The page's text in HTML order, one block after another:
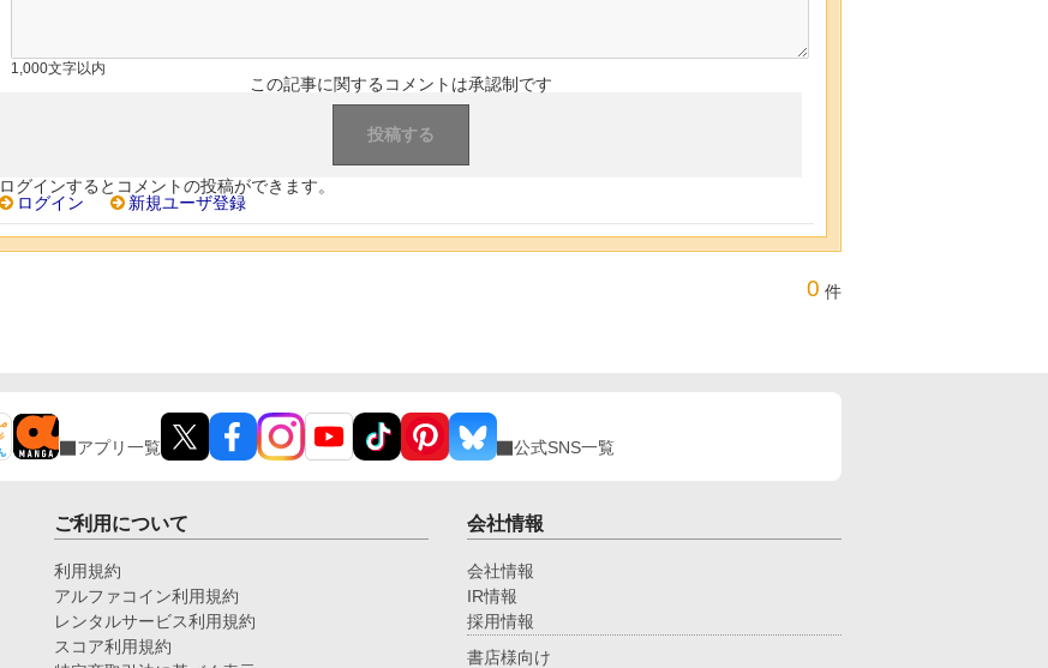
1,000文字以内
この記事に関するコメントは承認制です
ログインするとコメントの投稿ができます。
ログイン
新規ユーザ登録
0 件
アプリ一覧 公式SNS一覧
ご利用について
利用規約
アルファコイン利用規約
レンタルサービス利用規約
スコア利用規約
会社情報
会社情報
IR情報
採用情報
書店様向け